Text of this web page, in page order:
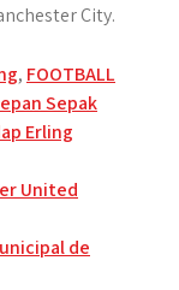
City.
, FOOTBALL
Sepak
Erling
United
de